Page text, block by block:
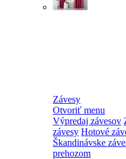
Závesy
Otvoriť menu
Výpredaj závesov
závesy Hotové
Škandinávske
prehozom